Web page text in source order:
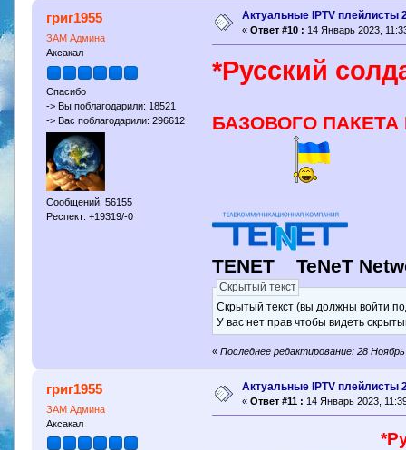
григ1955
ЗАМ Админа
Аксакал
Спасибо
-> Вы поблагодарили: 18521
-> Вас поблагодарили: 296612
Сообщений: 56155
Респект: +19319/-0
Актуальные IPTV плейлисты
« Ответ #10 : 14 Январь 2023,
*Русский
БАЗОВОГО
TENET TeNeT
Скрытый текст
Скрытый текст (вы должны войти
У вас нет прав чтобы видеть
«Последнее редактирование: 28
григ1955
ЗАМ Админа
Аксакал
Актуальные IPTV плейлисты
« Ответ #11 : 14 Январь 2023,